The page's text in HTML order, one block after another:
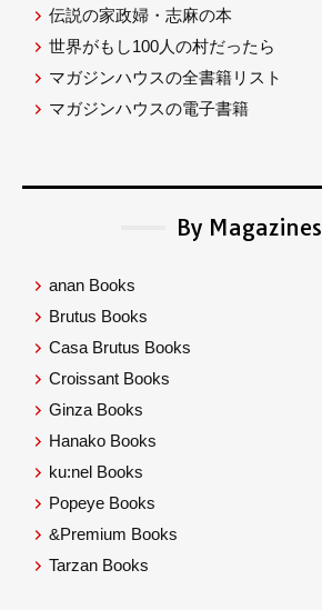
伝説の家政婦・志麻の本
世界がもし100人の村だったら
マガジンハウスの全書籍リスト
マガジンハウスの電子書籍
By Magazines
anan Books
Brutus Books
Casa Brutus Books
Croissant Books
Ginza Books
Hanako Books
ku:nel Books
Popeye Books
&Premium Books
Tarzan Books